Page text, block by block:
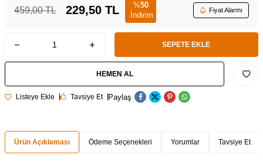
459,00TL 229,50 TL %50
İndirim
Fiyat Alarmı
SEPETE EKLE
HEMEN AL
Listeye Ekle Tavsiye Et Paylaş
Ürün Açıklaması Ödeme Seçenekleri Yorumlar Tavsiye Et